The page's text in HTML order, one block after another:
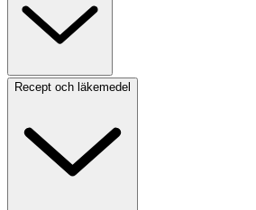
Recept och läkemedel